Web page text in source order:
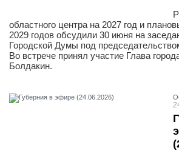
областного центра на 2027 год и
2029 годов обсудили 30 июня на
Городской Думы под
Во встрече принял участие Глава
Болдакин.